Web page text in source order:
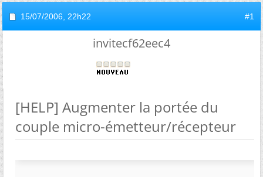
15/07/2006, 22h22 #1
invitecf62eec4
[HELP] Augmenter la portée du
couple micro-émetteur/récepteur